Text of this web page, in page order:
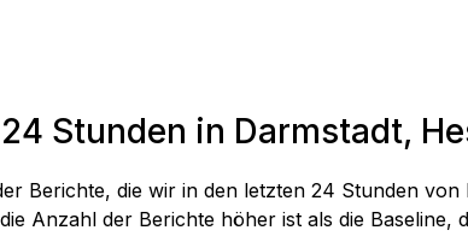
Stunden in Darmstadt,
Berichte, die wir in den letzten 24 Stunden
Anzahl der Berichte höher ist als die Baseline,